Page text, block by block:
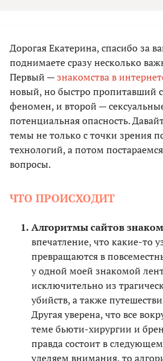
Дорогая Екатерина, спасибо за
поднимаете сразу несколько
Первый —знакомства в
новый, но быстро пропитавший
феномен, и второй —
потенциальная опасность.
темы не только с точки зрения
технологий, а потом
вопросы.
ЧТО ПРОИСХОДИТ
Алгоритмы сайтов
впечатление, что какие-то
превращаются в
у одной моей знакомой
исключительно из
убийств, а также
Другая уверена, что все
теме бьюти-хирургии и
правда состоит в
уделяем внимания, то